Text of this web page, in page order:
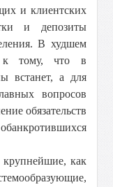
и клиентских
и депозиты
В худшем
к тому, что в
встанет, а для
вопросов
обязательств
крупнейшие, как